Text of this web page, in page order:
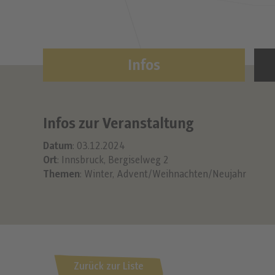
Infos zur Veranstaltung
Datum: 03.12.2024
Ort: Innsbruck, Bergiselweg 2
Themen: Winter, Advent/Weihnachten/Neujahr
Infos
Zurück zur Liste